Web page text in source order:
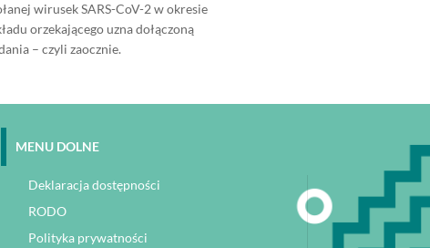
wirusek SARS-CoV-2 w okresie
orzekającego uzna dołączoną
– czyli zaocznie.
MENU DOLNE
Deklaracja dostępności
RODO
Polityka prywatności